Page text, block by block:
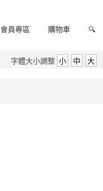
會員專區 購物車 🔍
字體大小調整 小 中 大